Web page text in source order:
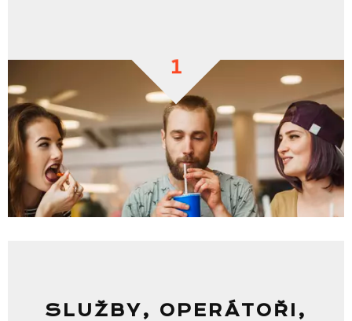
1
SLUŽBY, OPERÁTOŘI,